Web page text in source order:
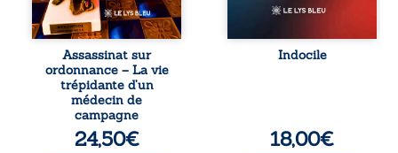
septembre 2013, il
raconte le long
combat qui l’a
conduit à être
écarté du corps
médical, malgré
une décision de
première instance
Assassinat sur
ordonnance – La vie
trépidante d’un
médecin de
campagne
24,50€
trop vrai, trop tôt.
traversée. Une
langue nue. Une
Indocile
18,00€